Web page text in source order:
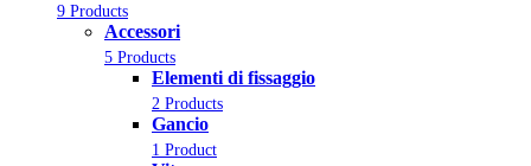
9 Products
Accessori
5 Products
Elementi di fissaggio
2 Products
Gancio
1 Product